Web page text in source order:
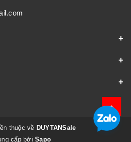
thuộc về DUYTANSale
cấp bởiSapo